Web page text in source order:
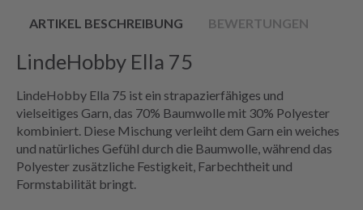
ARTIKEL BESCHREIBUNG BEWERTUNGEN
LindeHobby Ella 75
LindeHobby Ella 75 ist ein strapazierfähiges und
vielseitiges Garn, das 70% Baumwolle mit 30% Polyester
kombiniert. Diese Mischung verleiht dem Garn ein weiches
und natürliches Gefühl durch die Baumwolle, während das
Polyester zusätzliche Festigkeit, Farbechtheit und
Formstabilität bringt.